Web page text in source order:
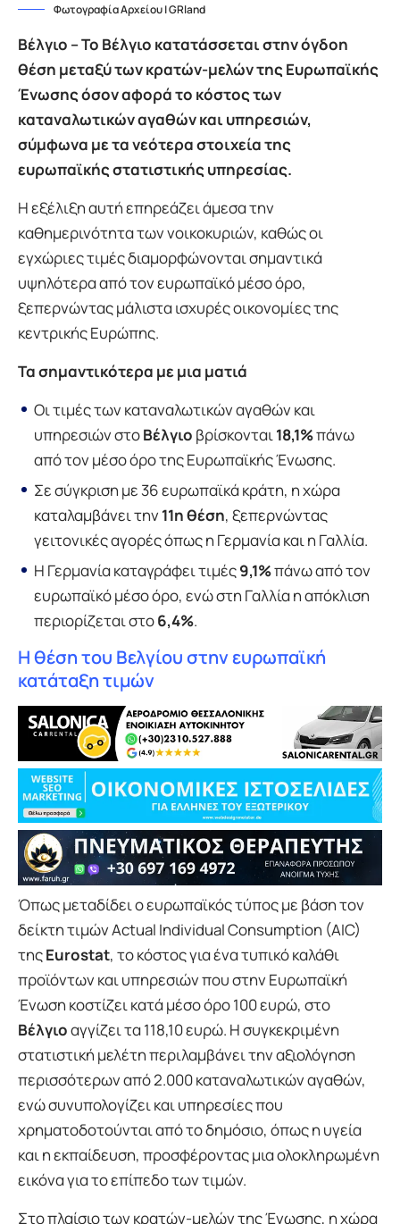
Φωτογραφία Αρχείου | GRland
Βέλγιο – Το Βέλγιο κατατάσσεται στην όγδοη
θέση μεταξύ των κρατών-μελών της Ευρωπαϊκής
Ένωσης όσον αφορά το κόστος των
καταναλωτικών αγαθών και υπηρεσιών,
σύμφωνα με τα νεότερα στοιχεία της
ευρωπαϊκής στατιστικής υπηρεσίας.
Η εξέλιξη αυτή επηρεάζει άμεσα την
καθημερινότητα των νοικοκυριών, καθώς οι
εγχώριες τιμές διαμορφώνονται σημαντικά
υψηλότερα από τον ευρωπαϊκό μέσο όρο,
ξεπερνώντας μάλιστα ισχυρές οικονομίες της
κεντρικής Ευρώπης.
Τα σημαντικότερα με μια ματιά
Οι τιμές των καταναλωτικών αγαθών και
υπηρεσιών στοΒέλγιο βρίσκονται 18,1%πάνω
από τον μέσο όρο της Ευρωπαϊκής Ένωσης.
Σε σύγκριση με 36 ευρωπαϊκά κράτη, η χώρα
καταλαμβάνει την 11η θέση, ξεπερνώντας
γειτονικές αγορές όπως η Γερμανία και η Γαλλία.
Η Γερμανία καταγράφει τιμές9,1%πάνω από τον
ευρωπαϊκό μέσο όρο, ενώ στη Γαλλία η απόκλιση
περιορίζεται στο6,4%.
Η θέση του Βελγίου στην ευρωπαϊκή
κατάταξη τιμών
Όπως μεταδίδει ο ευρωπαϊκός τύπος με βάση τον
δείκτη τιμών Actual Individual Consumption (AIC)
τηςEurostat, το κόστος για ένα τυπικό καλάθι
προϊόντων και υπηρεσιών που στην Ευρωπαϊκή
Ένωση κοστίζει κατά μέσο όρο 100 ευρώ, στο
Βέλγιοαγγίζει τα 118,10 ευρώ. Η συγκεκριμένη
στατιστική μελέτη περιλαμβάνει την αξιολόγηση
περισσότερων από 2.000 καταναλωτικών αγαθών,
ενώ συνυπολογίζει και υπηρεσίες που
χρηματοδοτούνται από το δημόσιο, όπως η υγεία
και η εκπαίδευση, προσφέροντας μια ολοκληρωμένη
εικόνα για το επίπεδο των τιμών.
Στο πλαίσιο των κρατών-μελών της Ένωσης, η χώρα